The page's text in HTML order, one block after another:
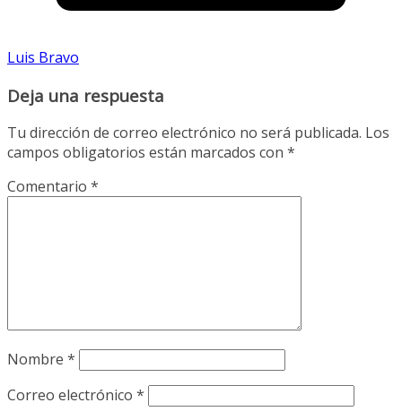
Luis Bravo
Deja una respuesta
Tu dirección de correo electrónico no será publicada. Los
campos obligatorios están marcados con *
Comentario *
Nombre *
Correo electrónico *